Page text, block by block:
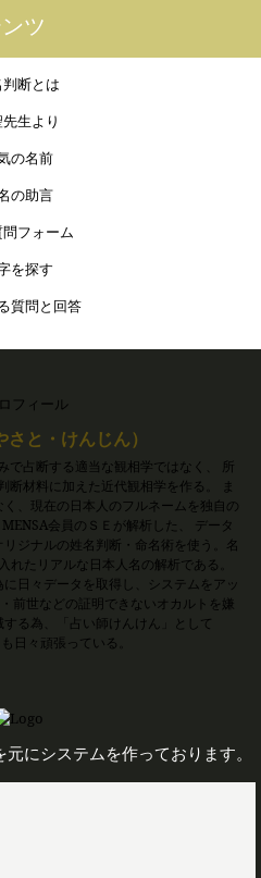
ツ
断とは
生より
の名前
の助言
フォーム
を探す
質問と回答
と・けんじん）
で占断する適当な観相学ではなく、 所
断材料に加えた近代観相学を作る。 ま
、現在の日本人のフルネームを独自の
会員のＳＥが解析した、 データ
ジナルの姓名判断・命名術を使う。名
たリアルな日本人名の解析である。
日々データを取得し、システムをアッ
前世などの証明できないオカルトを嫌
る為、「占い師けんけん」として
日々頑張っている。
にシステムを作っております。